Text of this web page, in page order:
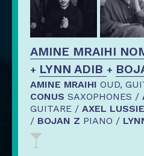
AMINE MRAIHI
+ LYNN ADIB +
AMINE MRAIHI OUD,
CONUS SAXOPHONES /
GUITARE / AXEL
/ BOJAN Z PIANO /